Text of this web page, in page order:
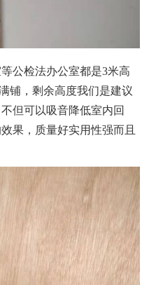
公检法办公室都是3米高
铺，剩余高度我们是建议
但可以吸音降低室内回
果，质量好实用性强而且